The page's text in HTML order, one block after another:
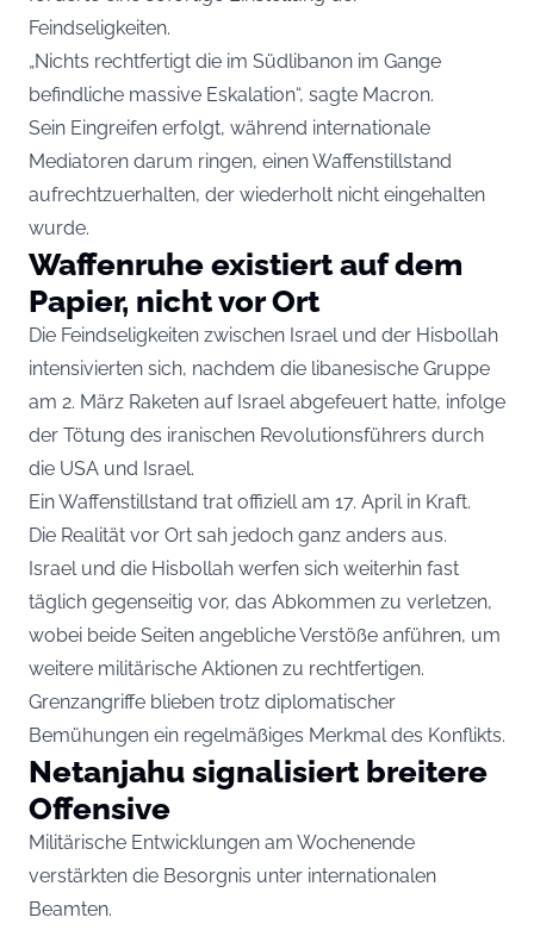
Feindseligkeiten.
„Nichts rechtfertigt die im Südlibanon im Gange
befindliche massive Eskalation“, sagte Macron.
Sein Eingreifen erfolgt, während internationale
Mediatoren darum ringen, einen Waffenstillstand
aufrechtzuerhalten, der wiederholt nicht eingehalten
wurde.
Waffenruhe existiert auf dem
Papier, nicht vor Ort
Die Feindseligkeiten zwischen Israel und der Hisbollah
intensivierten sich, nachdem die libanesische Gruppe
am 2. März Raketen auf Israel abgefeuert hatte, infolge
der Tötung des iranischen Revolutionsführers durch
die USA und Israel.
Ein Waffenstillstand trat offiziell am 17. April in Kraft.
Die Realität vor Ort sah jedoch ganz anders aus.
Israel und die Hisbollah werfen sich weiterhin fast
täglich gegenseitig vor, das Abkommen zu verletzen,
wobei beide Seiten angebliche Verstöße anführen, um
weitere militärische Aktionen zu rechtfertigen.
Grenzangriffe blieben trotz diplomatischer
Bemühungen ein regelmäßiges Merkmal des Konflikts.
Netanjahu signalisiert breitere
Offensive
Militärische Entwicklungen am Wochenende
verstärkten die Besorgnis unter internationalen
Beamten.